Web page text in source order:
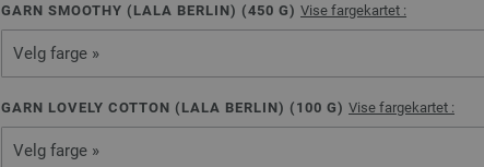
GARN SMOOTHY (LALA BERLIN) (450 G) Vise fargekartet :
Velg farge »
GARN LOVELY COTTON (LALA BERLIN) ( 100 G) Vise fargekartet :
Velg farge »